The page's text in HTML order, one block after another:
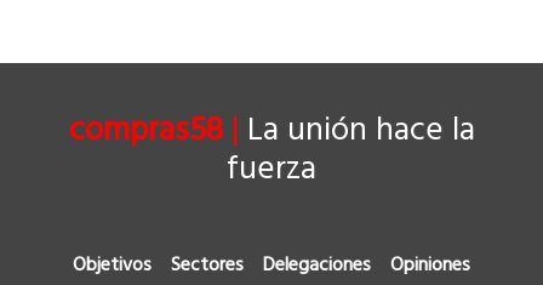
compras58| La unión hace la
fuerza
Objetivos Sectores Delegaciones Opiniones